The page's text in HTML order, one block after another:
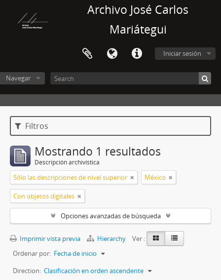
Archivo José Carlos
Mariátegui
Iniciar sesión
Navegar
Filtros
Mostrando 1 resultados
Descripción archivística
Sólo las descripciones de nivel superior México
Con objetos digitales
Opciones avanzadas de búsqueda
Imprimir vista previa Hierarchy
Ver :
Ordenar por: Fecha de inicio
Direction: Clasificación en orden ascendente